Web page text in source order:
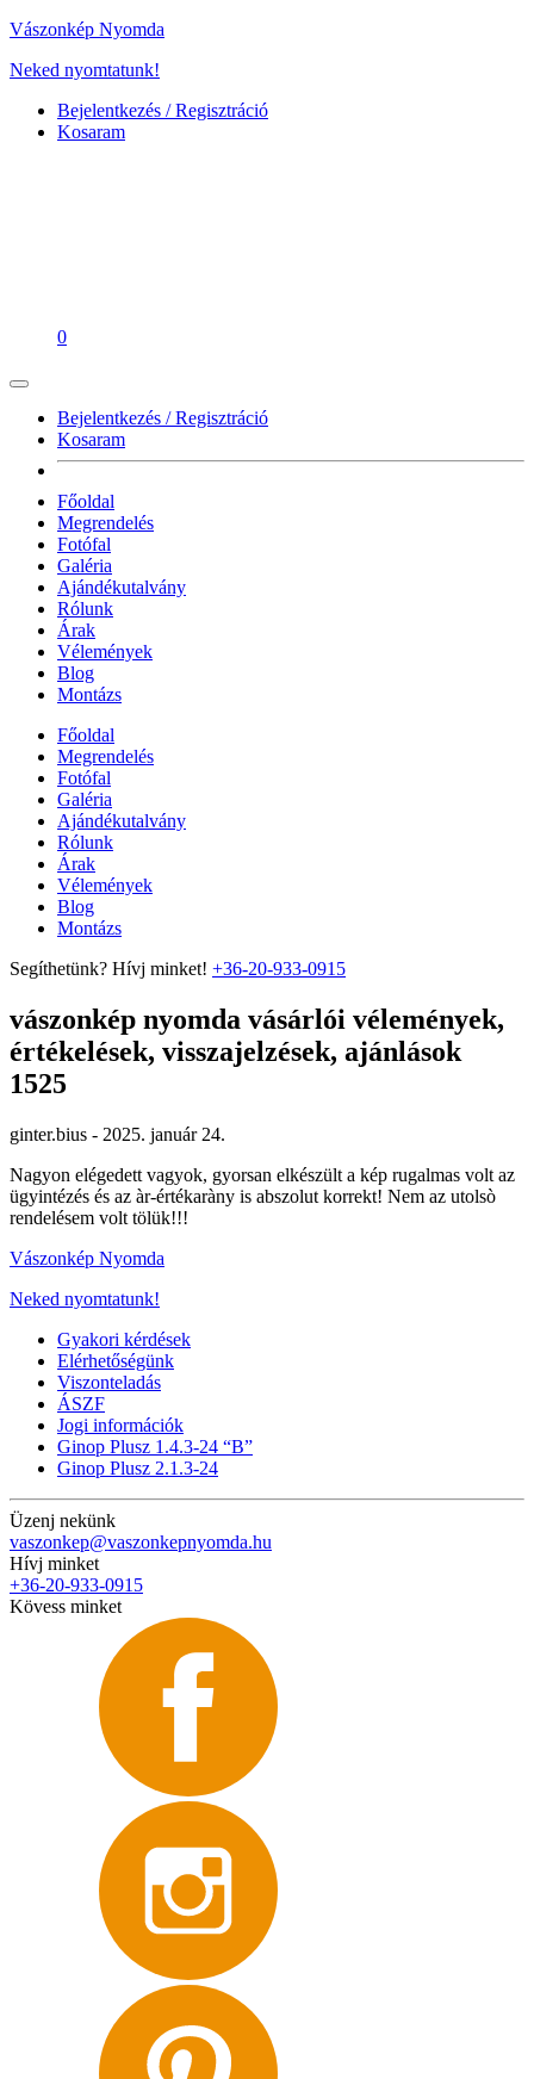
Vászonkép Nyomda
Neked nyomtatunk!
Bejelentkezés / Regisztráció
Kosaram
0
Bejelentkezés / Regisztráció
Kosaram
Főoldal
Megrendelés
Fotófal
Galéria
Ajándékutalvány
Rólunk
Árak
Vélemények
Blog
Montázs
Főoldal
Megrendelés
Fotófal
Galéria
Ajándékutalvány
Rólunk
Árak
Vélemények
Blog
Montázs
Segíthetünk? Hívj minket! +36-20-933-0915
vászonkép nyomda vásárlói vélemények,
értékelések, visszajelzések, ajánlások
1525
ginter.bius - 2025. január 24.
Nagyon elégedett vagyok, gyorsan elkészült a kép rugalmas volt az
ügyintézés és az àr-értékaràny is abszolut korrekt! Nem az utolsò
rendelésem volt tölük!!!
Vászonkép Nyomda
Neked nyomtatunk!
Gyakori kérdések
Elérhetőségünk
Viszonteladás
ÁSZF
Jogi információk
Ginop Plusz 1.4.3-24 “B”
Ginop Plusz 2.1.3-24
Üzenj nekünk
vaszonkep@vaszonkepnyomda.hu
Hívj minket
+36-20-933-0915
Kövess minket